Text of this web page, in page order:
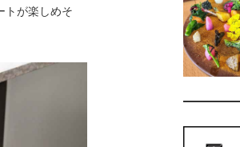
トが楽しめそ